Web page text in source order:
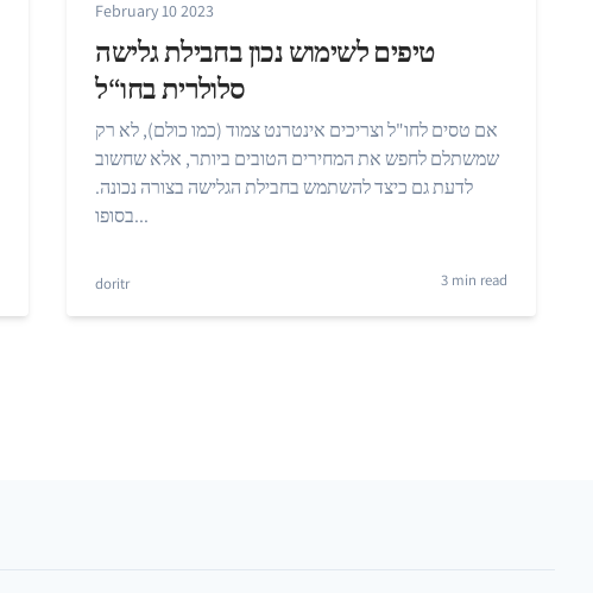
February 10 2023
טיפים לשימוש נכון בחבילת גלישה
סלולרית בחו“ל
אם טסים לחו"ל וצריכים אינטרנט צמוד (כמו כולם), לא רק
שמשתלם לחפש את המחירים הטובים ביותר, אלא שחשוב
לדעת גם כיצד להשתמש בחבילת הגלישה בצורה נכונה.
בסופו...
doritr 3 min read